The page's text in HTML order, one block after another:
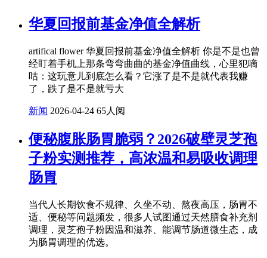
华夏回报前基金净值全解析
artifical flower 华夏回报前基金净值全解析 你是不是也曾
经盯着手机上那条弯弯曲曲的基金净值曲线，心里犯嘀
咕：这玩意儿到底怎么看？它涨了是不是就代表我赚
了，跌了是不是就亏大
新闻 2026-04-24 65人阅
便秘腹胀肠胃脆弱？2026破壁灵芝孢
子粉实测推荐，高浓温和易吸收调理
肠胃
当代人长期饮食不规律、久坐不动、熬夜高压，肠胃不
适、便秘等问题频发，很多人试图通过天然膳食补充剂
调理，灵芝孢子粉因温和滋养、能调节肠道微生态，成
为肠胃调理的优选。